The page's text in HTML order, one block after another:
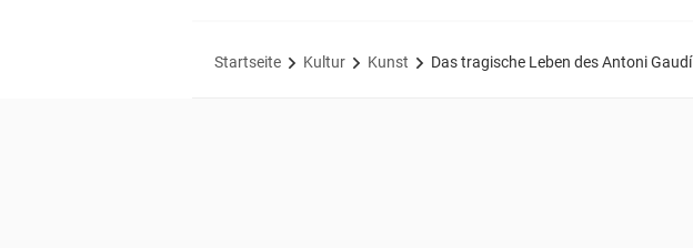
Startseite Kultur Kunst Das tragische Leben des Antoni Gaudí